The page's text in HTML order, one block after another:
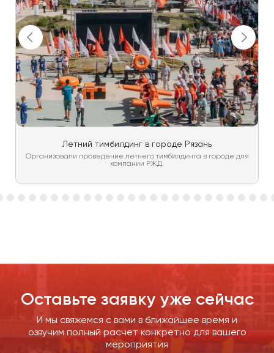
Летний тимбилдинг в городе Рязань
Организовали проведение летнего тимбилдинга в городе для
компании РЖД.
Оставьте заявку уже сейчас
И мы свяжемся с вами в ближайшее время и
озвучим полный расчет конкретно для вашего
мероприятия